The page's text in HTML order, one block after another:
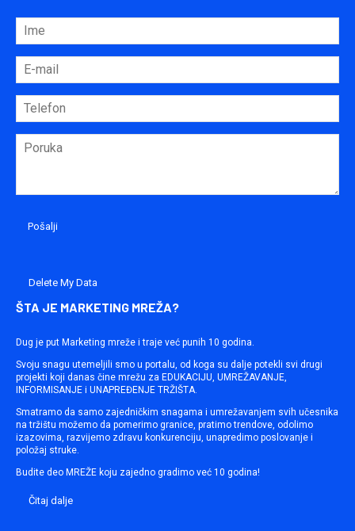
Delete My Data
ŠTA JE MARKETING MREŽA?
Dug je put Marketing mreže i traje već punih 10 godina.
Svoju snagu utemeljili smo u portalu, od koga su dalje potekli svi drugi
projekti koji danas čine mrežu za EDUKACIJU, UMREŽAVANJE,
INFORMISANJE i UNAPREĐENJE TRŽIŠTA.
Smatramo da samo zajedničkim snagama i umrežavanjem svih učesnika
na tržištu možemo da pomerimo granice, pratimo trendove, odolimo
izazovima, razvijemo zdravu konkurenciju, unapredimo poslovanje i
položaj struke.
Budite deo MREŽE koju zajedno gradimo već 10 godina!
Čitaj dalje